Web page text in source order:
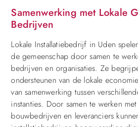
Samenwerking met Lokale
Bedrijven
Lokale Installatiebedrijf in Uden
de gemeenschap door samen te
bedrijven en organisaties. Ze
ondersteunen van de lokale
van samenwerking tussen
instanties. Door samen te werken
bouwbedrijven en leveranciers